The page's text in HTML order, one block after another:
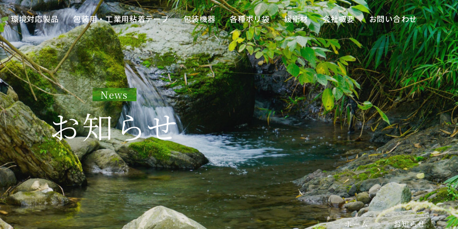
環境対応製品 包装用・工業用粘着テープ 包装機器 各種ポリ袋 緩衝材 会社概要 お問い合わせ
News
お知らせ
ホーム お知らせ